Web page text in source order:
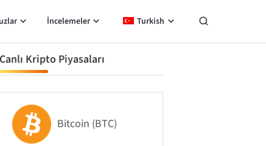
İncelemeler Turkish
Canlı Kripto Piyasaları
Bitcoin (BTC)